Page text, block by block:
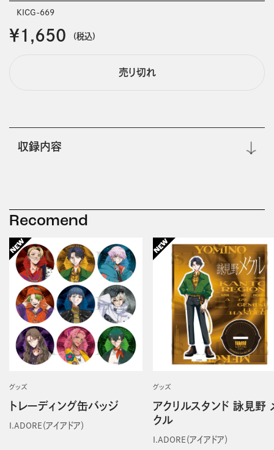
KICG-669
￥1,650 (税込)
売り切れ
収録内容
Recomend
グッズ
トレーディング缶バッジ
I.ADORE（アイアドア）
グッズ
アクリルスタンド 詠見野
クル
I.ADORE（アイアドア）